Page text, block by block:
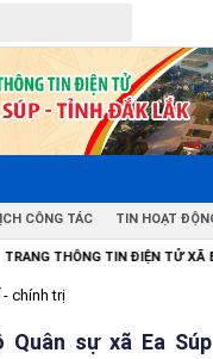
CÔNG TÁC TIN HOẠT
ĐIỆN TỬ XÃ EA SÚP
- chính trị
Quân sự xã Ea